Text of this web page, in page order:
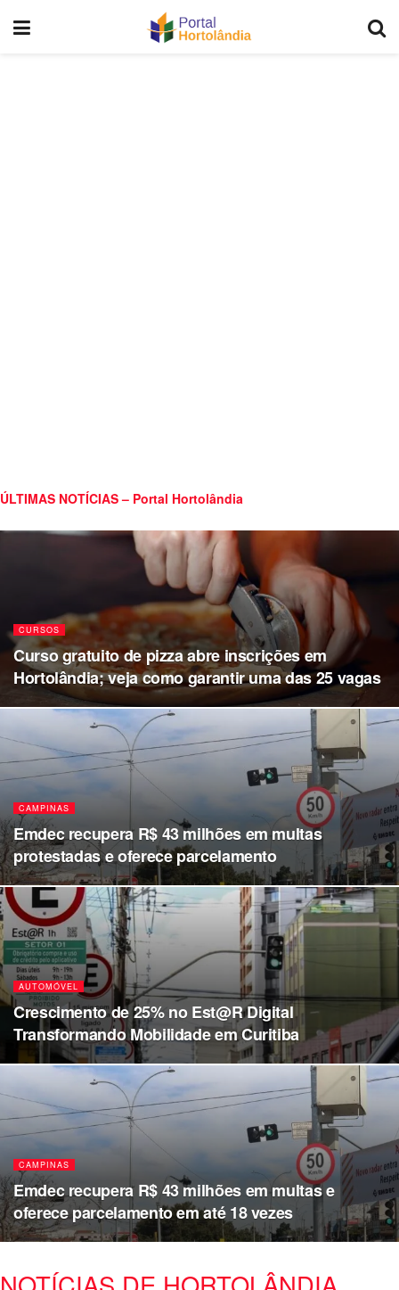
ÚLTIMAS NOTÍCIAS – Portal Hortolândia
CURSOS
Curso gratuito de pizza abre inscrições em
Hortolândia; veja como garantir uma das 25 vagas
CAMPINAS
Emdec recupera R$ 43 milhões em multas
protestadas e oferece parcelamento
AUTOMÓVEL
Crescimento de 25% no Est@R Digital
Transformando Mobilidade em Curitiba
CAMPINAS
Emdec recupera R$ 43 milhões em multas e
oferece parcelamento em até 18 vezes